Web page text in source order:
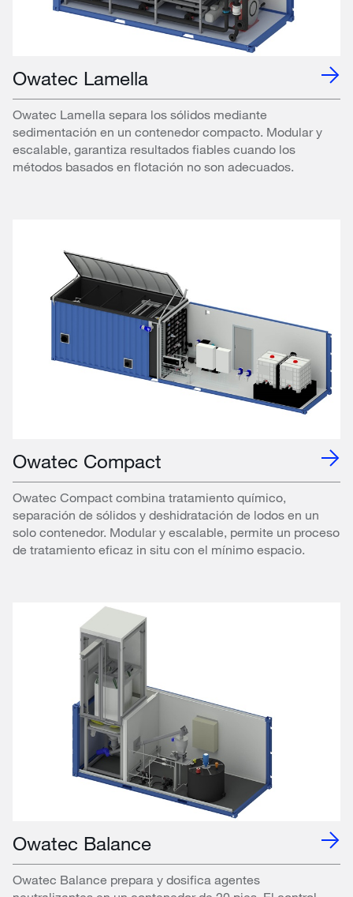
Owatec Lamella
Owatec Lamella separa los sólidos mediante
sedimentación en un contenedor compacto. Modular y
escalable, garantiza resultados fiables cuando los
métodos basados ​​en flotación no son adecuados.
Owatec Compact
Owatec Compact combina tratamiento químico,
separación de sólidos y deshidratación de lodos en un
solo contenedor. Modular y escalable, permite un proceso
de tratamiento eficaz in situ con el mínimo espacio.
Owatec Balance
Owatec Balance prepara y dosifica agentes